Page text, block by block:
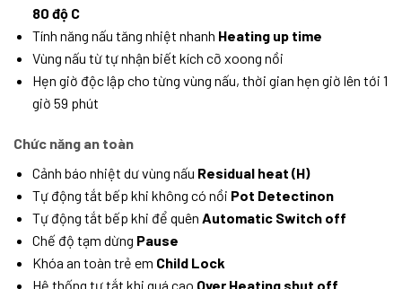
80 độ C
Tính năng nấu tăng nhiệt nhanh Heating up time
Vùng nấu từ tự nhận biết kích cỡ xoong nồi
Hẹn giờ độc lập cho từng vùng nấu, thời gian hẹn giờ lên tới 1
giờ 59 phút
Chức năng an toàn
Cảnh báo nhiệt dư vùng nấu Residual heat (H)
Tự động tắt bếp khi không có nồi Pot Detectinon
Tự động tắt bếp khi để quên Automatic Switch off
Chế độ tạm dừng Pause
Khóa an toàn trẻ em Child Lock
Hệ thống tự tắt khi quá cao Over Heating shut off